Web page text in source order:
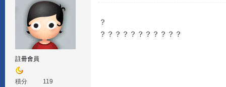
註冊會員
積分
119
？
？？？？？？？？？？？